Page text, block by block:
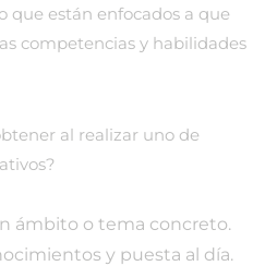
que están enfocados a que
competencias y habilidades
al realizar uno de
ámbito o tema concreto.
y puesta al día.